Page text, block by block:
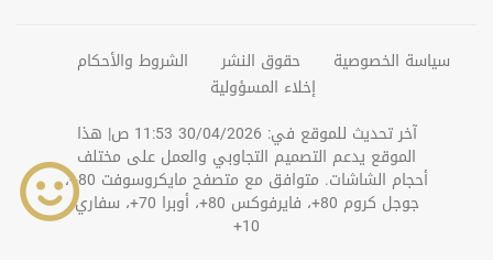
سياسة الخصوصية حقوق النشر
الشروط والأحكام
إخلاء المسؤولية
آخر تحديث للموقع في: 30/04/2026 11:53 ص | هذا
الموقع يدعم التصميم التجاوبي والعمل على مختلف
أحجام الشاشات. متوافق مع متصفح مايكروسوفت 80+،
جوجل كروم 80+، فايرفوكس 80+، أوبرا 70+، سفاري
10+